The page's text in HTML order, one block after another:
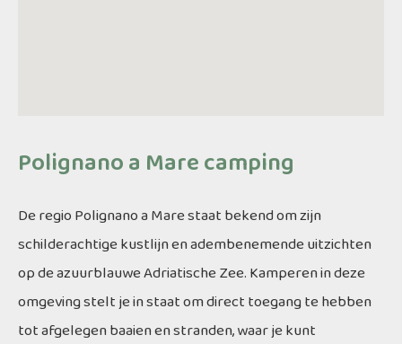
Polignano a Mare camping
De regio Polignano a Mare staat bekend om zijn
schilderachtige kustlijn en adembenemende uitzichten
op de azuurblauwe Adriatische Zee. Kamperen in deze
omgeving stelt je in staat om direct toegang te hebben
tot afgelegen baaien en stranden, waar je kunt